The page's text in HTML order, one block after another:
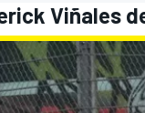
Viñales